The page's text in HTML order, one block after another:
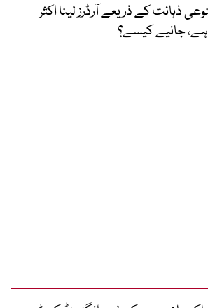
ذہانت کے ذریعے آرڈرز لینا اکثر
جانیے کیسے؟